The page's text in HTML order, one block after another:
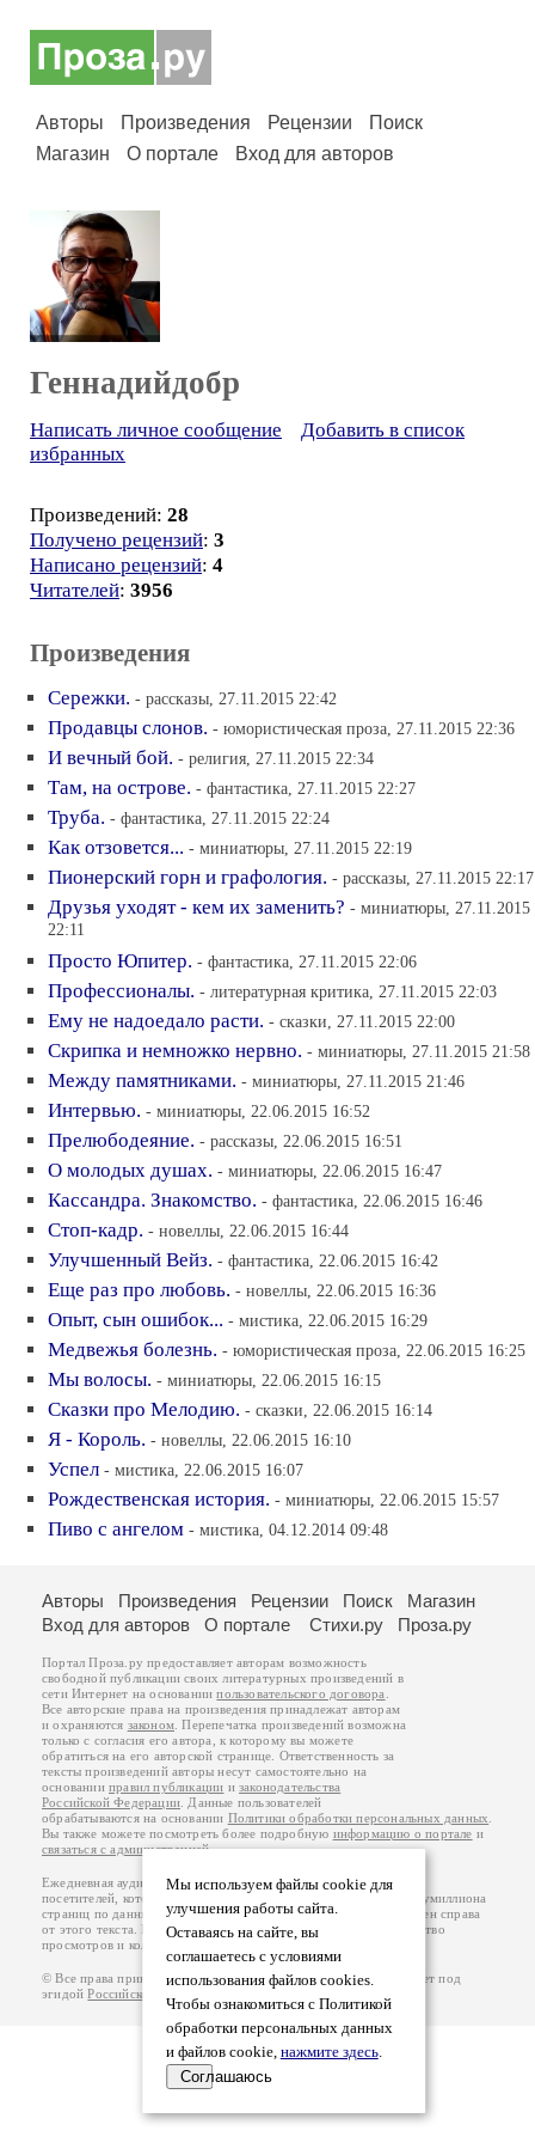
Авторы Произведения Рецензии
Поиск
Магазин
О портале Вход для авторов
Геннадийдобр
Написать личное сообщение
Добавить в список
избранных
Произведений: 28
Получено рецензий: 3
Написано рецензий: 4
Читателей: 3956
Произведения
Сережки. - рассказы, 27.11.2015 22:42
Продавцы слонов. - юмористическая проза, 27.11.2015 22:36
И вечный бой. - религия, 27.11.2015 22:34
Там, на острове. - фантастика, 27.11.2015 22:27
Труба. - фантастика, 27.11.2015 22:24
Как отзовется... - миниатюры, 27.11.2015 22:19
Пионерский горн и графология. - рассказы, 27.11.2015 22:17
Друзья уходят - кем их заменить? - миниатюры, 27.11.2015
22:11
Просто Юпитер. - фантастика, 27.11.2015 22:06
Профессионалы. - литературная критика, 27.11.2015 22:03
Ему не надоедало расти. - сказки, 27.11.2015 22:00
Скрипка и немножко нервно. - миниатюры, 27.11.2015 21:58
Между памятниками. - миниатюры, 27.11.2015 21:46
Интервью. - миниатюры, 22.06.2015 16:52
Прелюбодеяние. - рассказы, 22.06.2015 16:51
О молодых душах. - миниатюры, 22.06.2015 16:47
Кассандра. Знакомство. - фантастика, 22.06.2015 16:46
Стоп-кадр. - новеллы, 22.06.2015 16:44
Улучшенный Вейз. - фантастика, 22.06.2015 16:42
Еще раз про любовь. - новеллы, 22.06.2015 16:36
Опыт, сын ошибок... - мистика, 22.06.2015 16:29
Медвежья болезнь. - юмористическая проза, 22.06.2015 16:25
Мы волосы. - миниатюры, 22.06.2015 16:15
Сказки про Мелодию. - сказки, 22.06.2015 16:14
Я - Король. - новеллы, 22.06.2015 16:10
Успел - мистика, 22.06.2015 16:07
Рождественская история. - миниатюры, 22.06.2015 15:57
Пиво с ангелом - мистика, 04.12.2014 09:48
Мы используем файлы cookie для
улучшения работы сайта.
Оставаясь на сайте, вы
соглашаетесь с условиями
использования файлов cookies.
Чтобы ознакомиться с Политикой
обработки персональных данных
и файлов cookie, нажмите здесь.
Соглашаюсь
Авторы Произведения Рецензии Поиск
Магазин
Вход для авторов
О портале Стихи.ру Проза.ру
Портал Проза.ру предоставляет авторам возможность
свободной публикации своих литературных произведений в
сети Интернет на основаниипользовательского договора
Все авторские права на произведения принадлежат авторам
и охраняются законом . Перепечатка произведений возможна
только с согласия его автора, к которому вы можете
обратиться на его авторской странице. Ответственность за
тексты произведений авторы несут самостоятельно на
основанииправил публикации изаконодательства
Российской Федерации . Данные пользователей
обрабатываются на основании Политики обработки персональных данных
Вы также можете посмотреть более подробную информацию о портале и
связаться с администрацией.
Ежедневная аудитория портала Проза.ру – порядка 100 тысяч
посетителей, которые в общей сумме просматривают более полумиллиона
страниц по данным счетчика посещаемости, который расположен справа
от этого текста. В каждой графе указано по две цифры: количество
просмотров и количество посетителей.
© Все права принадлежат авторам, 2000-2026. Портал работает под
эгидойРоссийского союза писателей